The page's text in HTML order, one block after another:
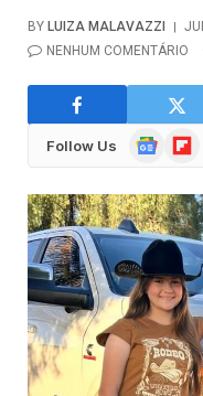
BY LUIZA MALAVAZZI
NENHUM COMENTÁRIO
Follow Us
Google